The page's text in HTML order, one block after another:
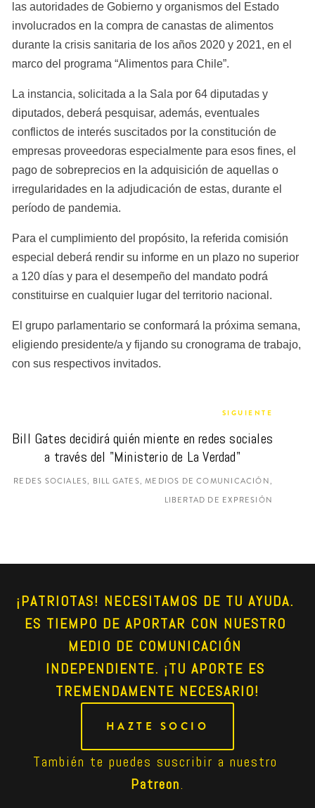
las autoridades de Gobierno y organismos del Estado
involucrados en la compra de canastas de alimentos
durante la crisis sanitaria de los años 2020 y 2021, en el
marco del programa “Alimentos para Chile”.
La instancia, solicitada a la Sala por 64 diputadas y
diputados, deberá pesquisar, además, eventuales
conflictos de interés suscitados por la constitución de
empresas proveedoras especialmente para esos fines, el
pago de sobreprecios en la adquisición de aquellas o
irregularidades en la adjudicación de estas, durante el
período de pandemia.
Para el cumplimiento del propósito, la referida comisión
especial deberá rendir su informe en un plazo no superior
a 120 días y para el desempeño del mandato podrá
constituirse en cualquier lugar del territorio nacional.
El grupo parlamentario se conformará la próxima semana,
eligiendo presidente/a y fijando su cronograma de trabajo,
con sus respectivos invitados.
SIGUIENTE
Bill Gates decidirá quién miente en redes sociales
a través del "Ministerio de La Verdad"
REDES SOCIALES, BILL GATES, MEDIOS DE COMUNICACIÓN,
LIBERTAD DE EXPRESIÓN
¡PATRIOTAS! NECESITAMOS DE TU AYUDA.
ES TIEMPO DE APORTAR CON NUESTRO
MEDIO DE COMUNICACIÓN
INDEPENDIENTE. ¡TU APORTE ES
TREMENDAMENTE NECESARIO!
HAZTE SOCIO
Patreon.